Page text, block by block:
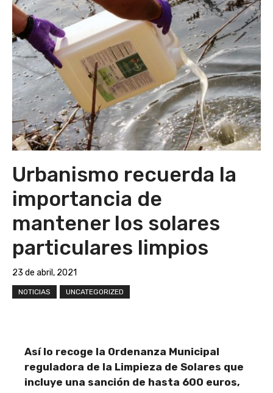
Urbanismo recuerda la
importancia de
mantener los solares
particulares limpios
23 de abril, 2021
NOTICIAS UNCATEGORIZED
Así lo recoge la Ordenanza Municipal
reguladora de la Limpieza de Solares que
incluye una sanción de hasta 600 euros,